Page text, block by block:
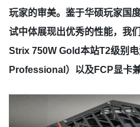
玩家的审美。鉴于华硕玩家国
试中体展现出优秀的性能，我
Strix 750W Gold本站T2级别
Professional）以及FCP显卡